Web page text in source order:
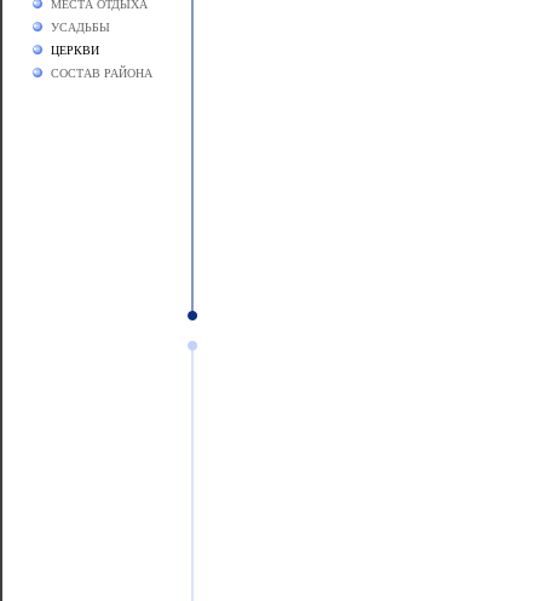
МЕСТА ОТДЫХА
УСАДЬБЫ
ЦЕРКВИ
СОСТАВ РАЙОНА